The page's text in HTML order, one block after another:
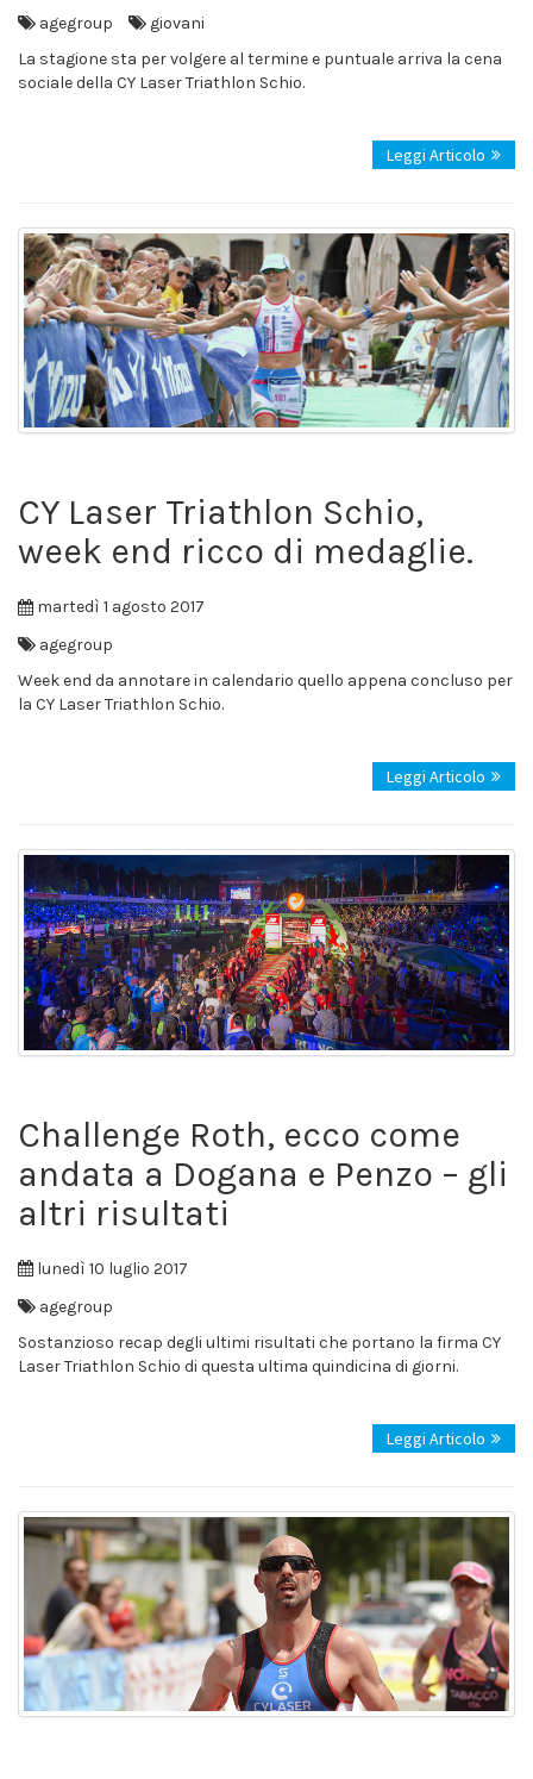
agegroup
giovani
La stagione sta per volgere al termine e puntuale arriva la cena
sociale della CY Laser Triathlon Schio.
Leggi Articolo
CY Laser Triathlon Schio,
week end ricco di medaglie.
martedì 1 agosto 2017
agegroup
Week end da annotare in calendario quello appena concluso per
la CY Laser Triathlon Schio.
Leggi Articolo
Challenge Roth, ecco come
andata a Dogana e Penzo – gli
altri risultati
lunedì 10 luglio 2017
agegroup
Sostanzioso recap degli ultimi risultati che portano la firma CY
Laser Triathlon Schio di questa ultima quindicina di giorni.
Leggi Articolo